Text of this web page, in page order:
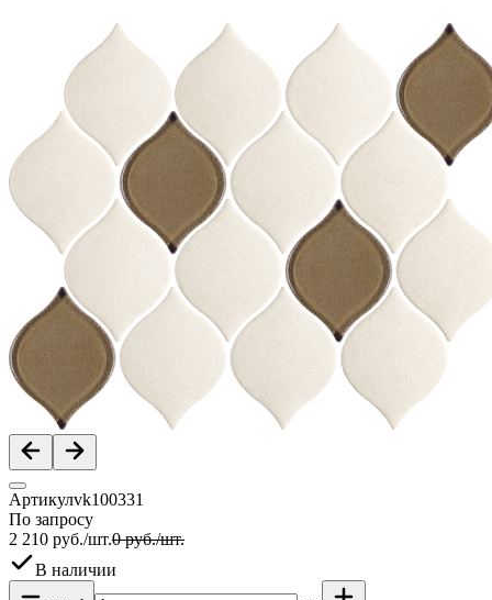
Артикулvk100331
По запросу
2 210 руб./шт.0 руб./шт.
В наличии